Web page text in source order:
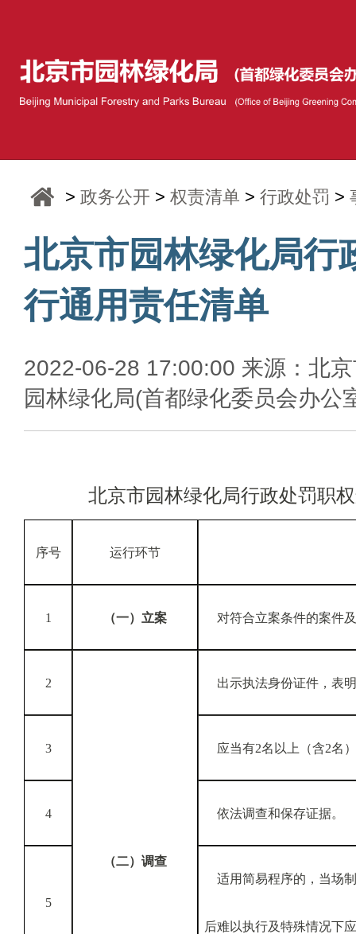
>政务公开 >权责清单 >行政处罚 >
北京市园林绿化局行
行通用责任清单
2022-06-28 17:00:00 来源：北
园林绿化局(首都绿化委员会办公
北京市园林绿化局行政处罚职
序号 运行环节
1 （一）立案 对符合立案条件的案件
2
（二）调查
出示执法身份证件，表
3 应当有2名以上（含2名
4 依法调查和保存证据。
5
适用简易程序的，当场
后难以执行及特殊情况下